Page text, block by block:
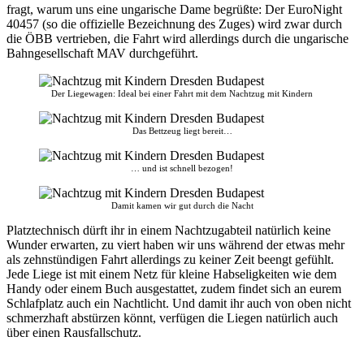
fragt, warum uns eine ungarische Dame begrüßte: Der EuroNight
40457 (so die offizielle Bezeichnung des Zuges) wird zwar durch
die ÖBB vertrieben, die Fahrt wird allerdings durch die ungarische
Bahngesellschaft MAV durchgeführt.
Der Liegewagen: Ideal bei einer Fahrt mit dem Nachtzug mit Kindern
Das Bettzeug liegt bereit…
… und ist schnell bezogen!
Damit kamen wir gut durch die Nacht
Platztechnisch dürft ihr in einem Nachtzugabteil natürlich keine
Wunder erwarten, zu viert haben wir uns während der etwas mehr
als zehnstündigen Fahrt allerdings zu keiner Zeit beengt gefühlt.
Jede Liege ist mit einem Netz für kleine Habseligkeiten wie dem
Handy oder einem Buch ausgestattet, zudem findet sich an eurem
Schlafplatz auch ein Nachtlicht. Und damit ihr auch von oben nicht
schmerzhaft abstürzen könnt, verfügen die Liegen natürlich auch
über einen Rausfallschutz.